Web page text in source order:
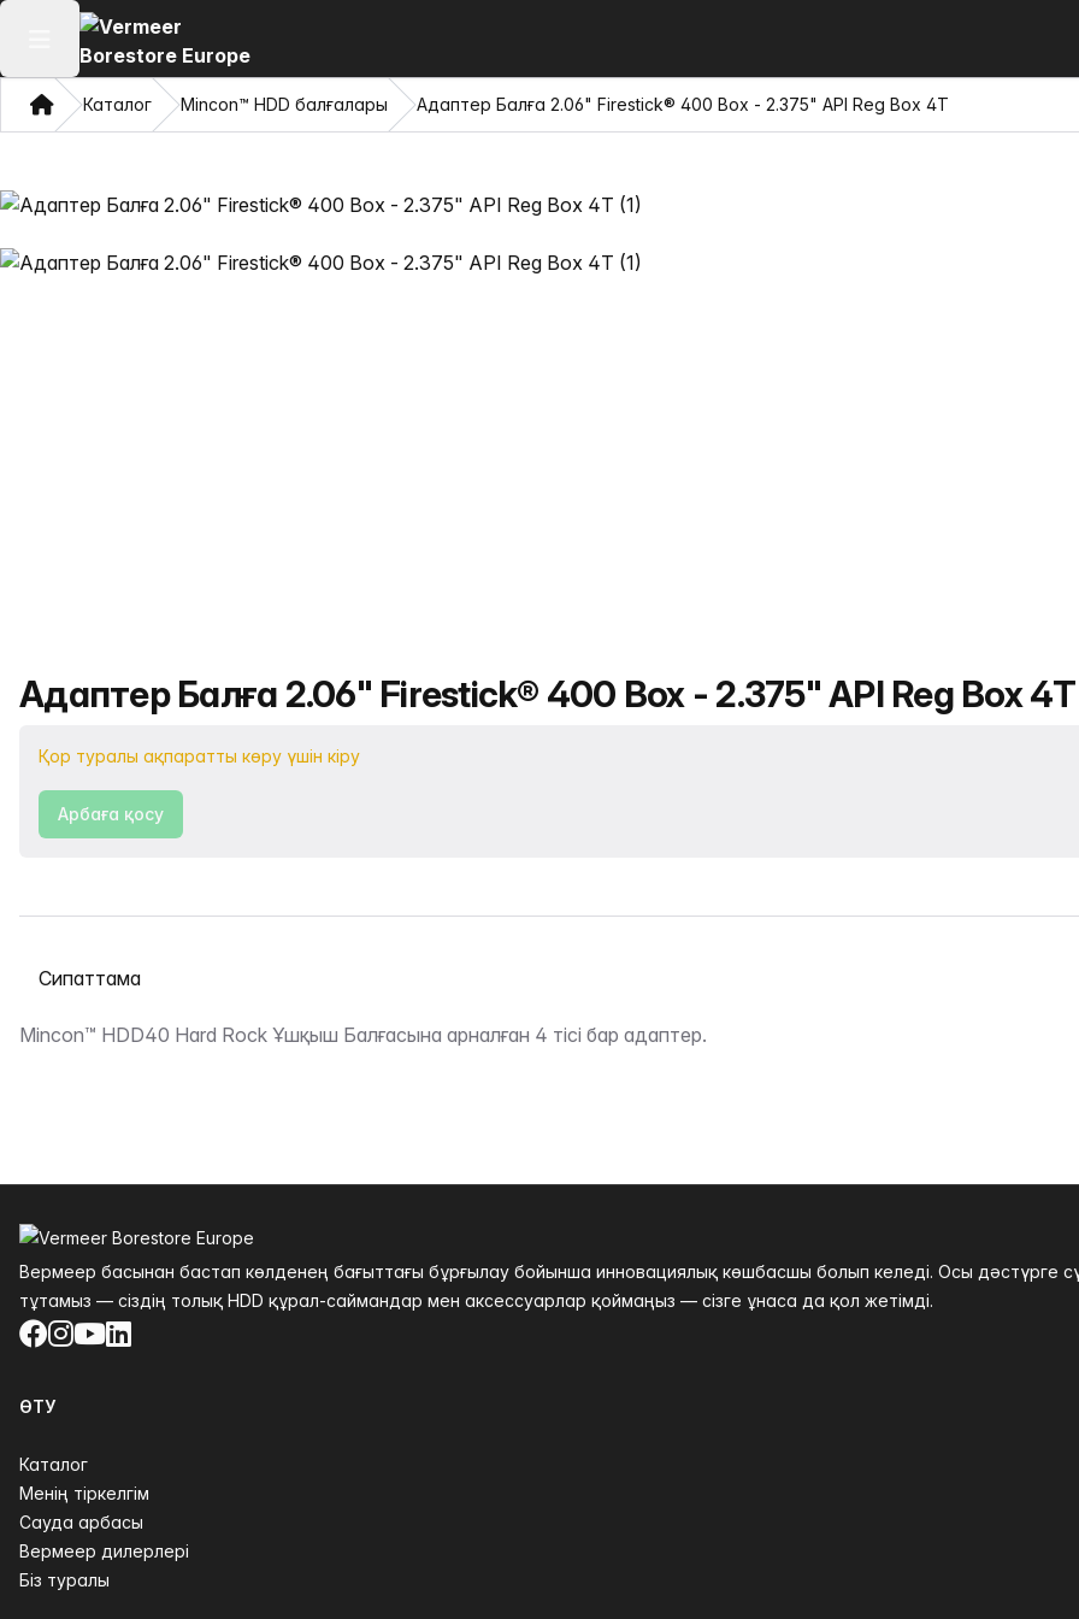
Негізгі мәзірді ашу
Үй Каталог Mincon™ HDD балғалары Адаптер Балға 2.06" Firestick® 400 Box - 2.375" API Reg Box 4T
Өнімнің атауы
Адаптер Балға 2.06" Firestick® 400 Box - 2.375" API Reg Box 4T
Қор туралы ақпаратты көру үшін кіру
Арбаға қосу
Қойындыны таңдау
Сипаттама
Mincon™ HDD40 Hard Rock Ұшқыш Балғасына арналған 4 тісі бар адаптер.
Вермеер басынан бастап көлденең бағыттағы бұрғылау бойынша инновациялық көшбасшы болып келеді. Осы дәстүрге
тұтамыз — сіздің толық HDD құрал-саймандар мен аксессуарлар қоймаңыз — сізге ұнаса да қол жетімді.
Facebook
Instagram
YouTube
LinkedIn
ӨТУ
Каталог
Менің тіркелгім
Сауда арбасы
Вермеер дилерлері
Біз туралы